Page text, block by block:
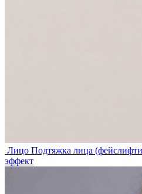
Лицо Подтяжка лица
эффект